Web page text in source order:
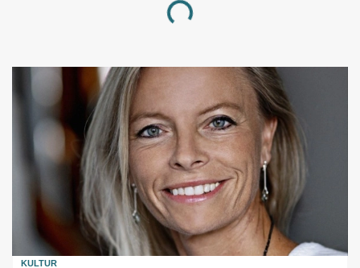
Loading...
KULTUR